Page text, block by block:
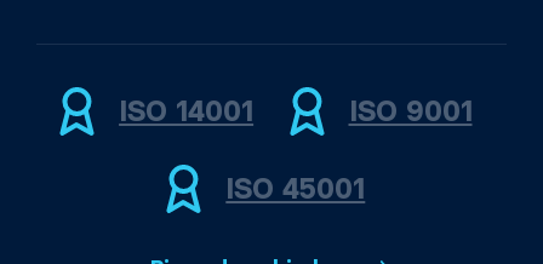
ISO 14001 ISO 9001
ISO 45001